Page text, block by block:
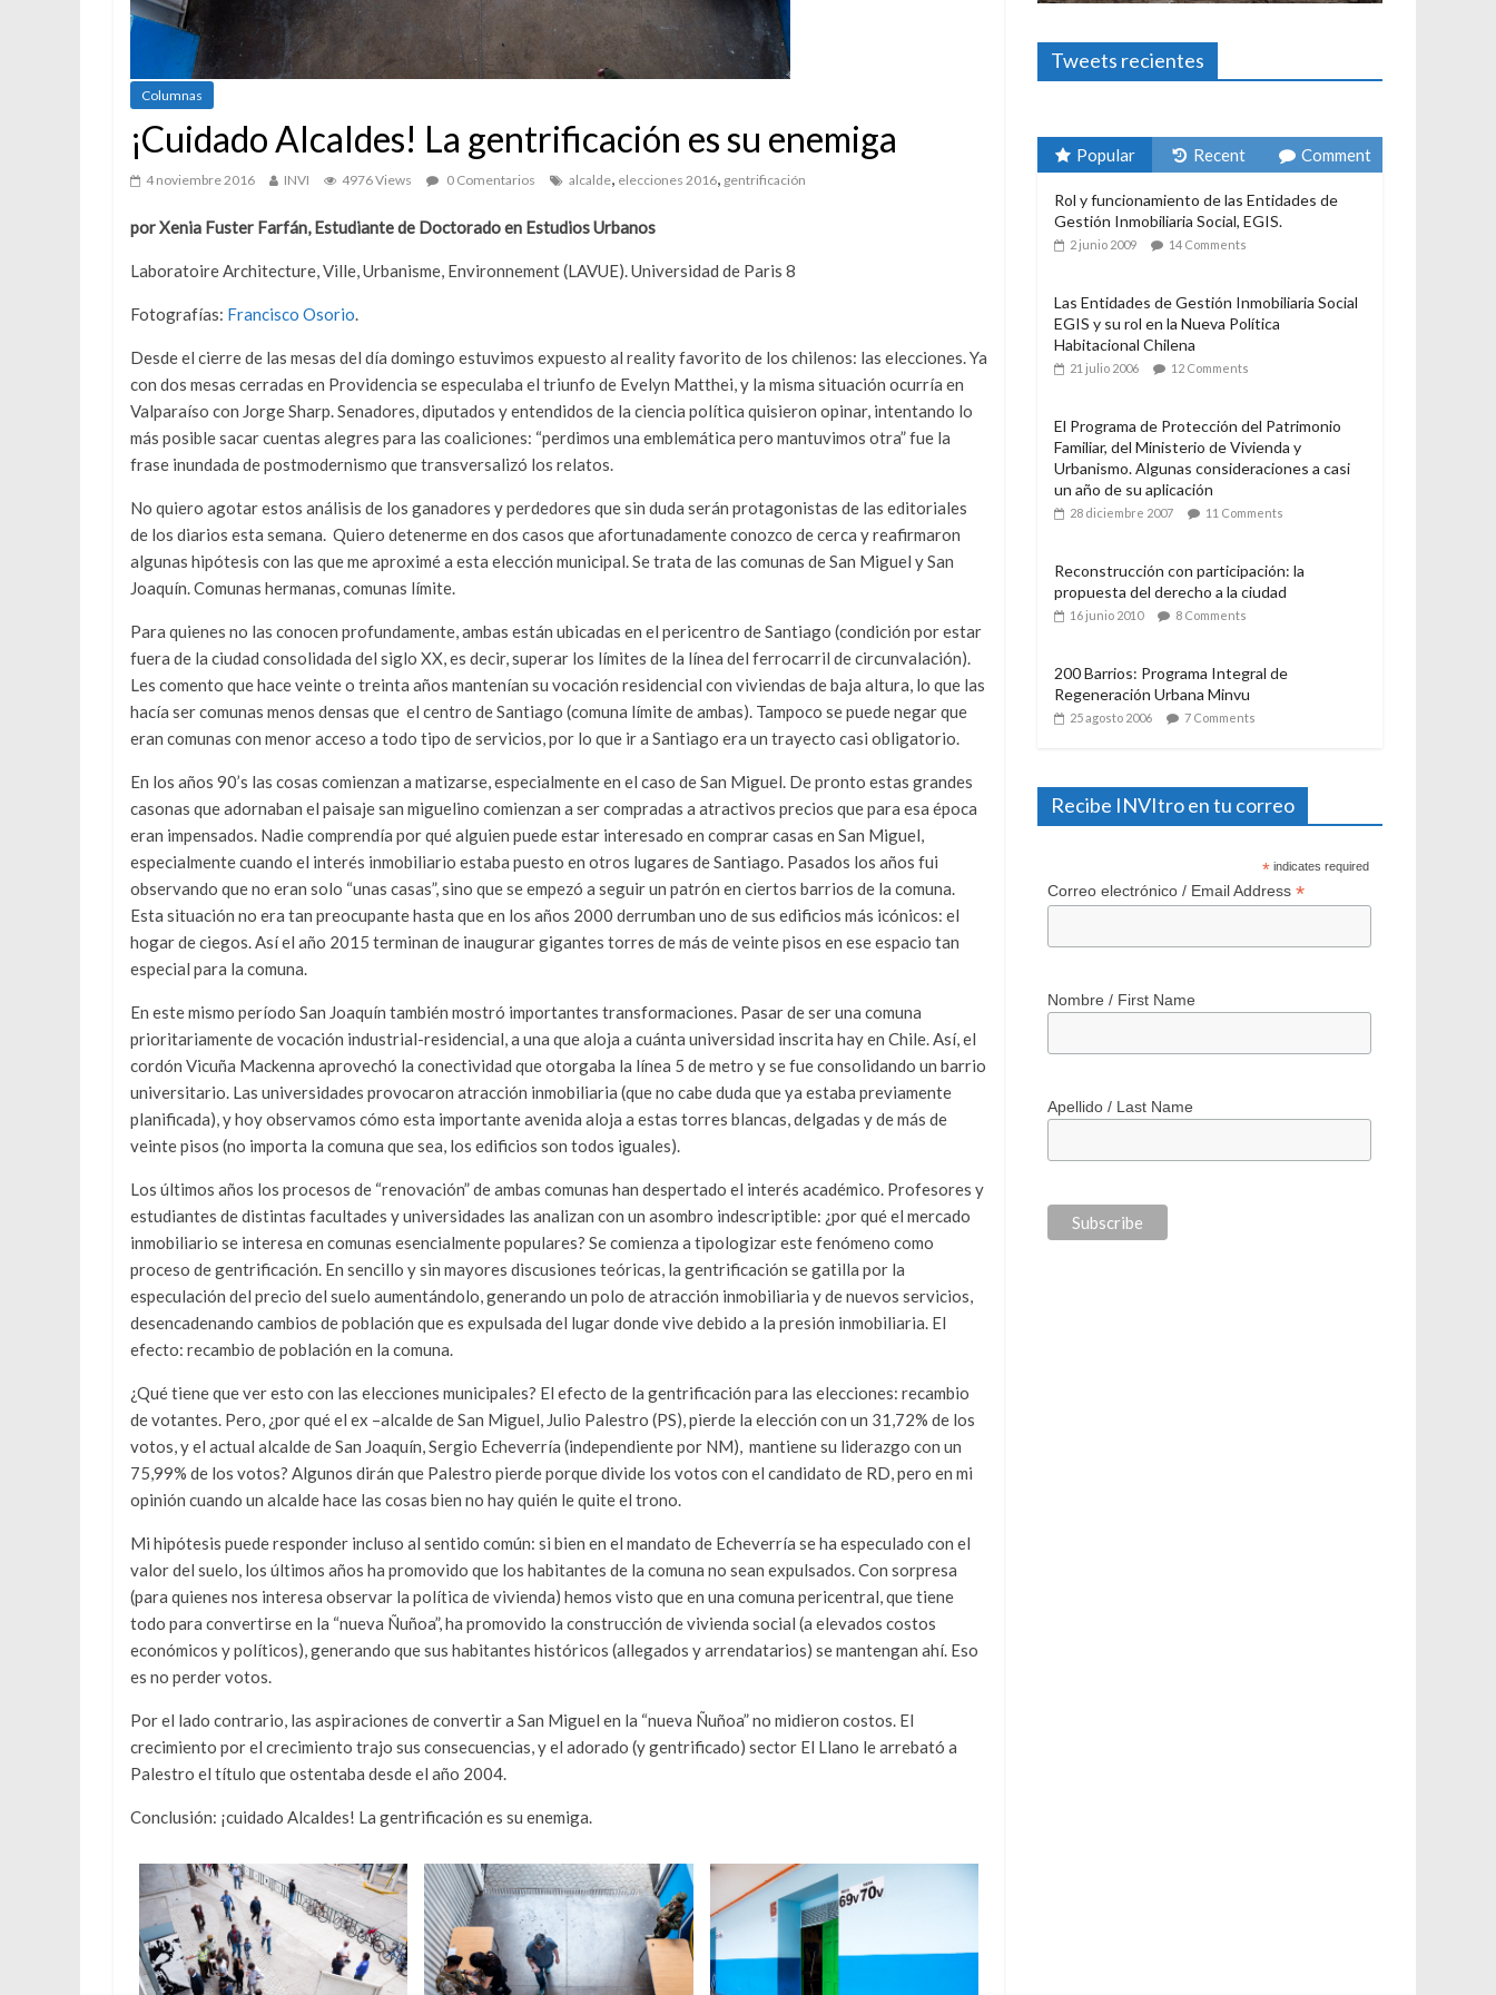
Columnas
¡Cuidado Alcaldes! La gentrificación es su enemiga
4 noviembre 2016 INVI 4976 Views 0 Comentarios alcalde elecciones 2016 gentrificación
por Xenia Fuster Farfán, Estudiante de Doctorado en Estudios Urbanos
Laboratoire Architecture, Ville, Urbanisme, Environnement (LAVUE). Universidad de Paris 8
Fotografías: Francisco Osorio
Desde el cierre de las mesas del día domingo estuvimos expuesto al reality favorito de los chilenos: las elecciones. Ya
con dos mesas cerradas en Providencia se especulaba el triunfo de Evelyn Matthei, y la misma situación ocurría en
Valparaíso con Jorge Sharp. Senadores, diputados y entendidos de la ciencia política quisieron opinar, intentando lo
más posible sacar cuentas alegres para las coaliciones: “perdimos una emblemática pero mantuvimos otra” fue la
frase inundada de postmodernismo que transversalizó los relatos.
No quiero agotar estos análisis de los ganadores y perdedores que sin duda serán protagonistas de las editoriales
de los diarios esta semana. Quiero detenerme en dos casos que afortunadamente conozco de cerca y reafirmaron
algunas hipótesis con las que me aproximé a esta elección municipal. Se trata de las comunas de San Miguel y San
Joaquín. Comunas hermanas, comunas límite.
Para quienes no las conocen profundamente, ambas están ubicadas en el pericentro de Santiago (condición por estar
fuera de la ciudad consolidada del siglo XX, es decir, superar los límites de la línea del ferrocarril de circunvalación).
Les comento que hace veinte o treinta años mantenían su vocación residencial con viviendas de baja altura, lo que las
hacía ser comunas menos densas que el centro de Santiago (comuna límite de ambas). Tampoco se puede negar que
eran comunas con menor acceso a todo tipo de servicios, por lo que ir a Santiago era un trayecto casi obligatorio.
En los años 90’s las cosas comienzan a matizarse, especialmente en el caso de San Miguel. De pronto estas grandes
casonas que adornaban el paisaje san miguelino comienzan a ser compradas a atractivos precios que para esa época
eran impensados. Nadie comprendía por qué alguien puede estar interesado en comprar casas en San Miguel,
especialmente cuando el interés inmobiliario estaba puesto en otros lugares de Santiago. Pasados los años fui
observando que no eran solo “unas casas”, sino que se empezó a seguir un patrón en ciertos barrios de la comuna.
Esta situación no era tan preocupante hasta que en los años 2000 derrumban uno de sus edificios más icónicos: el
hogar de ciegos. Así el año 2015 terminan de inaugurar gigantes torres de más de veinte pisos en ese espacio tan
especial para la comuna.
En este mismo período San Joaquín también mostró importantes transformaciones. Pasar de ser una comuna
prioritariamente de vocación industrial-residencial, a una que aloja a cuánta universidad inscrita hay en Chile. Así, el
cordón Vicuña Mackenna aprovechó la conectividad que otorgaba la línea 5 de metro y se fue consolidando un barrio
universitario. Las universidades provocaron atracción inmobiliaria (que no cabe duda que ya estaba previamente
planificada), y hoy observamos cómo esta importante avenida aloja a estas torres blancas, delgadas y de más de
veinte pisos (no importa la comuna que sea, los edificios son todos iguales).
Los últimos años los procesos de “renovación” de ambas comunas han despertado el interés académico. Profesores y
estudiantes de distintas facultades y universidades las analizan con un asombro indescriptible: ¿por qué el mercado
inmobiliario se interesa en comunas esencialmente populares? Se comienza a tipologizar este fenómeno como
proceso de gentrificación. En sencillo y sin mayores discusiones teóricas, la gentrificación se gatilla por la
especulación del precio del suelo aumentándolo, generando un polo de atracción inmobiliaria y de nuevos servicios,
desencadenando cambios de población que es expulsada del lugar donde vive debido a la presión inmobiliaria. El
efecto: recambio de población en la comuna.
¿Qué tiene que ver esto con las elecciones municipales? El efecto de la gentrificación para las elecciones: recambio
de votantes. Pero, ¿por qué el ex –alcalde de San Miguel, Julio Palestro (PS), pierde la elección con un 31,72% de los
votos, y el actual alcalde de San Joaquín, Sergio Echeverría (independiente por NM), mantiene su liderazgo con un
75,99% de los votos? Algunos dirán que Palestro pierde porque divide los votos con el candidato de RD, pero en mi
opinión cuando un alcalde hace las cosas bien no hay quién le quite el trono.
Mi hipótesis puede responder incluso al sentido común: si bien en el mandato de Echeverría se ha especulado con el
valor del suelo, los últimos años ha promovido que los habitantes de la comuna no sean expulsados. Con sorpresa
(para quienes nos interesa observar la política de vivienda) hemos visto que en una comuna pericentral, que tiene
todo para convertirse en la “nueva Ñuñoa”, ha promovido la construcción de vivienda social (a elevados costos
económicos y políticos), generando que sus habitantes históricos (allegados y arrendatarios) se mantengan ahí. Eso
es no perder votos.
Por el lado contrario, las aspiraciones de convertir a San Miguel en la “nueva Ñuñoa” no midieron costos. El
crecimiento por el crecimiento trajo sus consecuencias, y el adorado (y gentrificado) sector El Llano le arrebató a
Palestro el título que ostentaba desde el año 2004.
Conclusión: ¡cuidado Alcaldes! La gentrificación es su enemiga.
Foto-ensayos
Tweets recientes
Popular Recent Comment
Rol y funcionamiento de las Entidades de
Gestión Inmobiliaria Social, EGIS.
Las Entidades de Gestión Inmobiliaria Social
EGIS y su rol en la Nueva Política
Habitacional Chilena
21 julio 2006 12 Comments
El Programa de Protección del Patrimonio
Familiar, del Ministerio de Vivienda y
Urbanismo. Algunas consideraciones a casi
28 diciembre 2007 11 Comments
Reconstrucción con participación: la
200 Barrios: Programa Integral de